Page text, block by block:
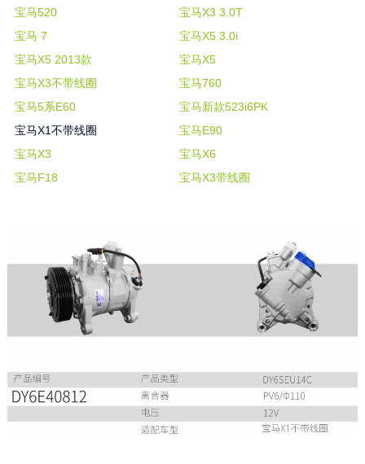
宝马520
宝马X3 3.0T
宝马 7
宝马X5 3.0i
宝马X5 2013款
宝马X5
宝马X3不带线圈
宝马760
宝马5系E60
宝马新款523i6PK
宝马X1不带线圈
宝马E90
宝马X3
宝马X6
宝马F18
宝马X3带线圈